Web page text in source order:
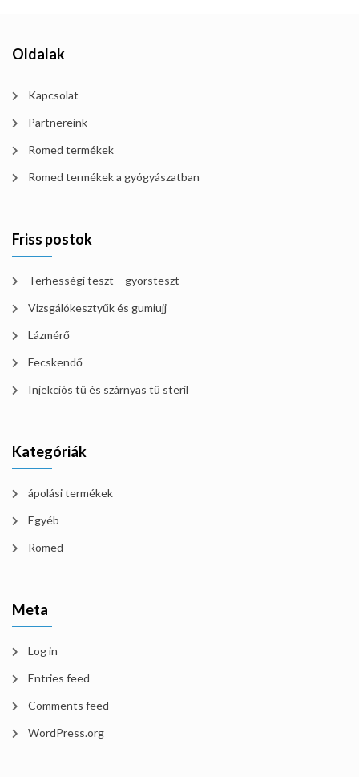
Oldalak
Kapcsolat
Partnereink
Romed termékek
Romed termékek a gyógyászatban
Friss postok
Terhességi teszt – gyorsteszt
Vizsgálókesztyűk és gumiujj
Lázmérő
Fecskendő
Injekciós tű és szárnyas tű steril
Kategóriák
ápolási termékek
Egyéb
Romed
Meta
Log in
Entries feed
Comments feed
WordPress.org